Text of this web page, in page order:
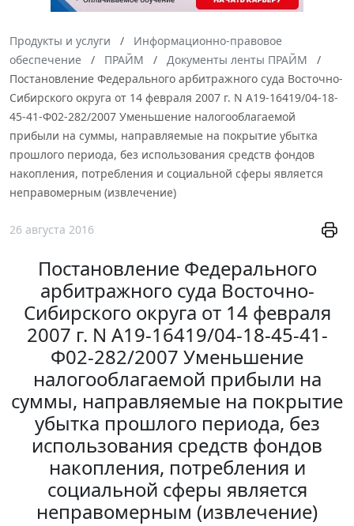
Продукты и услуги
Информационно-правовое
обеспечение
ПРАЙМ
Документы ленты ПРАЙМ
Постановление Федерального арбитражного суда Восточно-
Сибирского округа от 14 февраля 2007 г. N А19-16419/04-18-
45-41-Ф02-282/2007 Уменьшение налогооблагаемой
прибыли на суммы, направляемые на покрытие убытка
прошлого периода, без использования средств фондов
накопления, потребления и социальной сферы является
неправомерным (извлечение)
26 августа 2016
Постановление Федерального
арбитражного суда Восточно-
Сибирского округа от 14 февраля
2007 г. N А19-16419/04-18-45-41-
Ф02-282/2007 Уменьшение
налогооблагаемой прибыли на
суммы, направляемые на покрытие
убытка прошлого периода, без
использования средств фондов
накопления, потребления и
социальной сферы является
неправомерным (извлечение)